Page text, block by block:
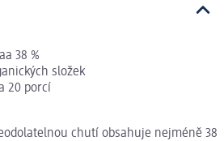
38 %
složek
20 porcí
chutí obsahuje nejméně 38